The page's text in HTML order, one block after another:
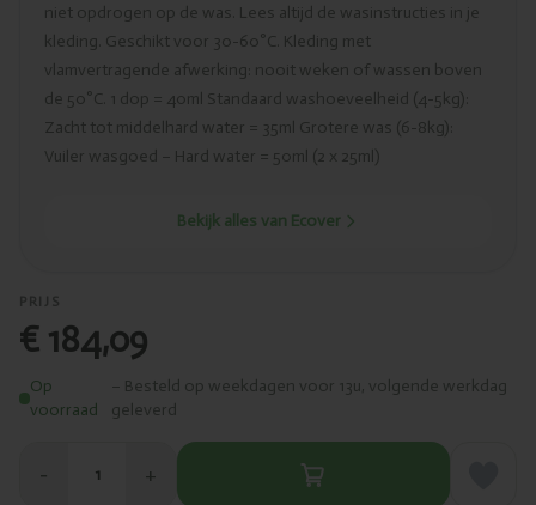
niet opdrogen op de was. Lees altijd de wasinstructies in je
kleding. Geschikt voor 30-60°C. Kleding met
vlamvertragende afwerking: nooit weken of wassen boven
de 50°C. 1 dop = 40ml Standaard washoeveelheid (4-5kg):
Zacht tot middelhard water = 35ml Grotere was (6-8kg):
Vuiler wasgoed – Hard water = 50ml (2 x 25ml)
Bekijk alles van Ecover
PRIJS
€ 184,09
Op
voorraad
– Besteld op weekdagen voor 13u, volgende werkdag
geleverd
− 1 +